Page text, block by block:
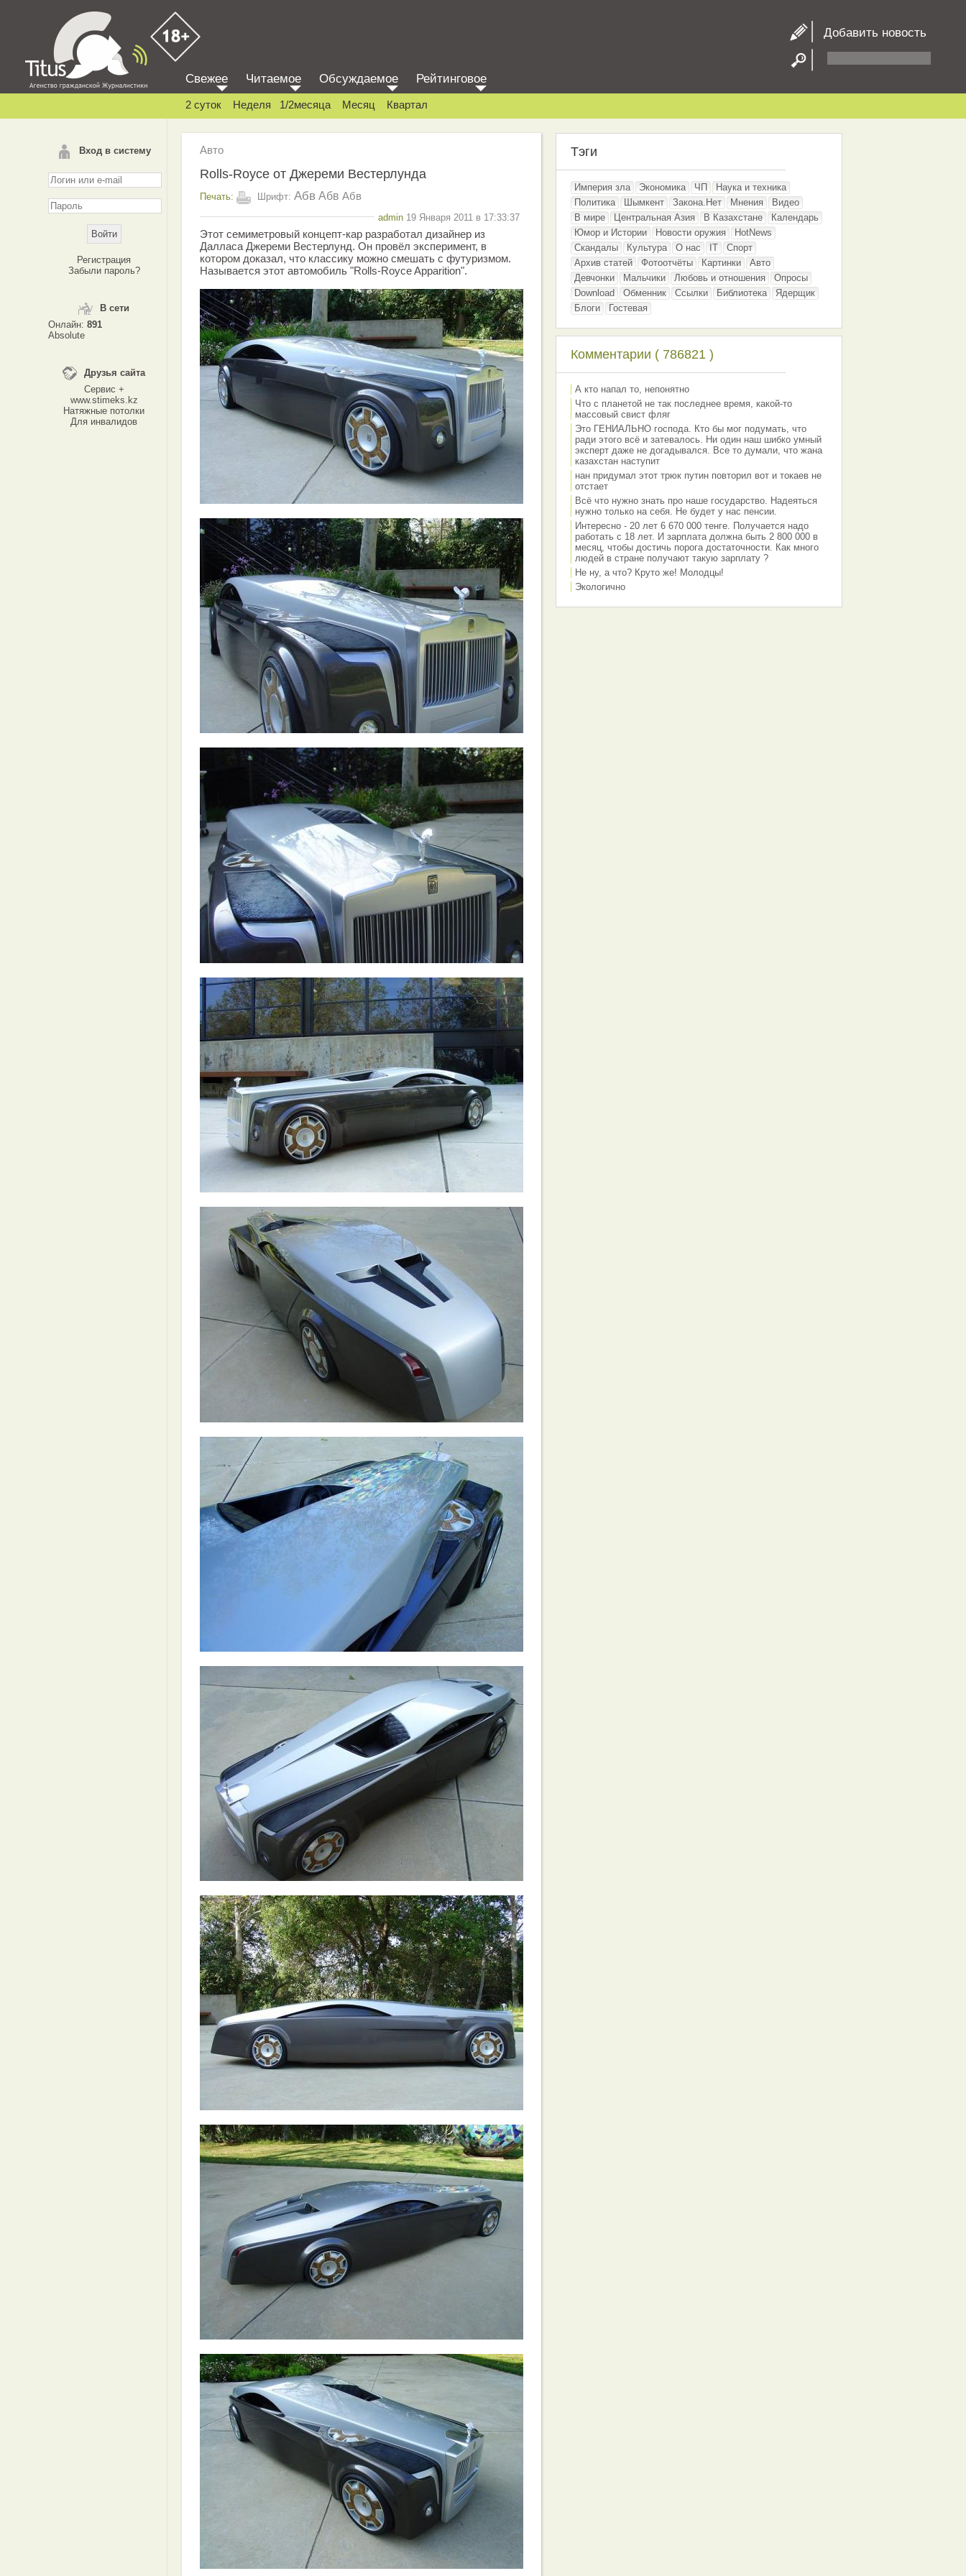
Добавить новость
Вход в систему
Регистрация
Забыли пароль?
В сети
Онлайн: 891
Absolute
Друзья сайта
Сервис +
www.stimeks.kz
Натяжные потолки
Для инвалидов
Свежее Читаемое Обсуждаемое Рейтинговое
2 суток Неделя 1/2месяца Месяц Квартал
Авто
Rolls-Royce от Джереми Вестерлунда
Печать: Шрифт: Абв Абв Абв
admin 19 Января 2011 в 17:33:37
Этот семиметровый концепт-кар разработал дизайнер из
Далласа Джереми Вестерлунд. Он провёл эксперимент, в
котором доказал, что классику можно смешать с футуризмом.
Называется этот автомобиль "Rolls-Royce Apparition".
Тэги
Империя зла Экономика ЧП
Наука и техника
Политика
Шымкент Закона.Нет Мнения
Видео
В мире
Центральная Азия В Казахстане
Календарь
Юмор и Истории
Новости оружия
HotNews
Скандалы
Культура О нас IT
Спорт
Архив статей
Фотоотчёты Картинки
Авто
Девчонки
Мальчики Любовь и отношения
Опросы
Download
Обменник Ссылки Библиотека
Ядерщик
Блоги
Гостевая
Комментарии ( 786821 )
А кто напал то, непонятно
Что с планетой не так последнее время, какой-то
массовый свист фляг
Это ГЕНИАЛЬНО господа. Кто бы мог подумать, что
ради этого всё и затевалось. Ни один наш шибко умный
эксперт даже не догадывался. Все то думали, что жана
казахстан наступит
нан придумал этот трюк путин повторил вот и токаев не
отстает
Всё что нужно знать про наше государство. Надеяться
нужно только на себя. Не будет у нас пенсии.
Интересно - 20 лет 6 670 000 тенге. Получается надо
работать с 18 лет. И зарплата должна быть 2 800 000 в
месяц, чтобы достичь порога достаточности. Как много
людей в стране получают такую зарплату ?
Не ну, а что? Круто же! Молодцы!
Экологично